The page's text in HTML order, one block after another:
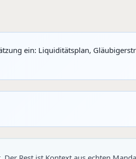
ein: Liquiditätsplan,